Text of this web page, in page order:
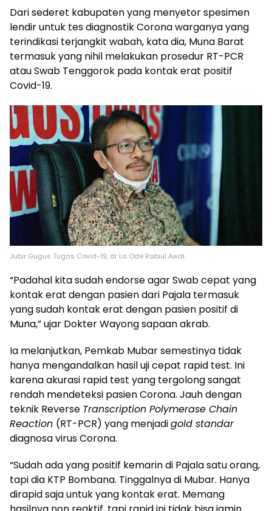
Dari sederet kabupaten yang menyetor spesimen
lendir untuk tes diagnostik Corona warganya yang
terindikasi terjangkit wabah, kata dia, Muna Barat
termasuk yang nihil melakukan prosedur RT-PCR
atau Swab Tenggorok pada kontak erat positif
Covid-19.
Jubir Gugus Tugas Covid-19, dr La Ode Rabiul Awal.
“Padahal kita sudah endorse agar Swab cepat yang
kontak erat dengan pasien dari Pajala termasuk
yang sudah kontak erat dengan pasien positif di
Muna,” ujar Dokter Wayong sapaan akrab.
Ia melanjutkan, Pemkab Mubar semestinya tidak
hanya mengandalkan hasil uji cepat rapid test. Ini
karena akurasi rapid test yang tergolong sangat
rendah mendeteksi pasien Corona. Jauh dengan
teknik Reverse Transcription Polymerase Chain
Reaction (RT-PCR) yang menjadigold standar
diagnosa virus Corona.
“Sudah ada yang positif kemarin di Pajala satu orang,
tapi dia KTP Bombana. Tinggalnya di Mubar. Hanya
dirapid saja untuk yang kontak erat. Memang